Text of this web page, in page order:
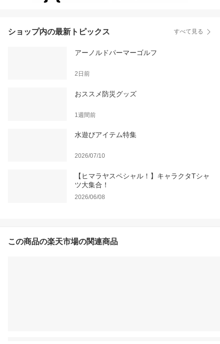
ショップ内の最新トピックス すべて見る
アーノルドパーマーゴルフ
2日前
おススメ防災グッズ
1週間前
水遊びアイテム特集
2026/07/10
【ヒマラヤスペシャル！】キャラクタTシャ
ツ大集合！
2026/06/08
この商品の楽天市場の関連商品